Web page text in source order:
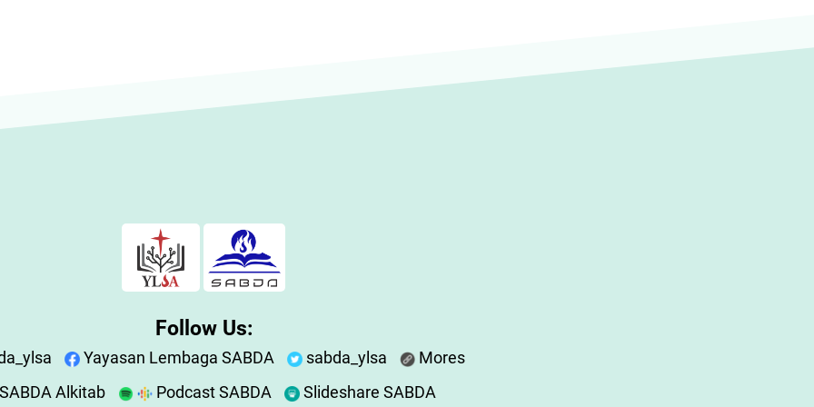
Follow Us:
Yayasan Lembaga SABDA sabda_ylsa
Mores
Alkitab
Podcast SABDA Slideshare SABDA